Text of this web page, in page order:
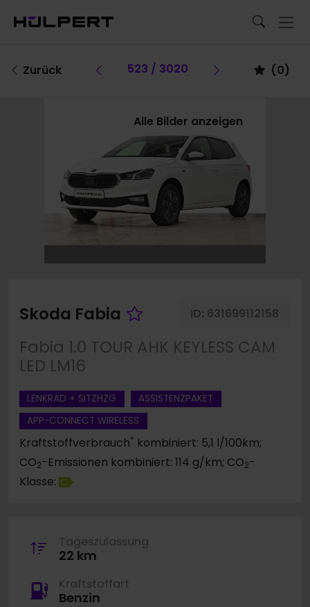
Zurück Vorheriges Fahrzeug
523 / 3020 Vorheriges
(0)
Alle Bilder anzeigen
Skoda Fabia Fahrzeug merken
ID: 631699112158
Fabia 1.0 TOUR AHK KEYLESS CAM
LED LM16
LENKRAD + SITZHZG
ASSISTENZPAKET
APP-CONNECT WIRELESS
Kraftstoffverbrauch* kombiniert: 5,1 l/100km;
CO2-Emissionen kombiniert: 114 g/km; CO2-
Klasse: C
Tageszulassung
22 km
Kraftstoffart
Benzin